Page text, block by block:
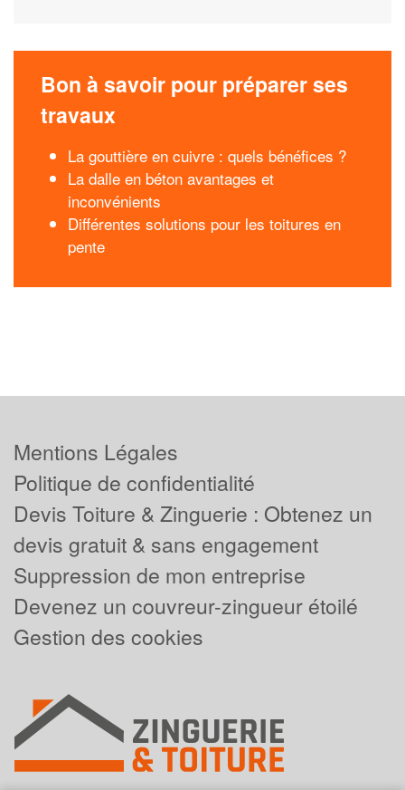
Bon à savoir pour préparer ses
travaux
La gouttière en cuivre : quels bénéfices ?
La dalle en béton avantages et
inconvénients
Différentes solutions pour les toitures en
pente
Mentions Légales
Politique de confidentialité
Devis Toiture & Zinguerie : Obtenez un
devis gratuit & sans engagement
Suppression de mon entreprise
Devenez un couvreur-zingueur étoilé
Gestion des cookies